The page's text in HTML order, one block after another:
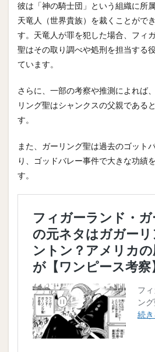
彼は「神の騎士団」という組織に所
天竜人（世界貴族）を裁くことがで
す。天竜人が罪を犯した場合、フィ
聖はその取り調べや処刑を担当する
ています。
さらに、一部の考察や推測によれば
リング聖はシャンクスの父親である
す。
また、ガーリング聖は過去のゴット
り、ゴッドバレー事件で大きな功績
す。